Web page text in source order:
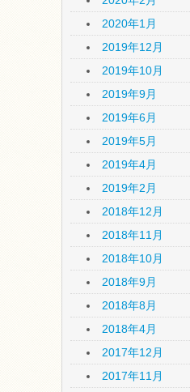
2020年1月
2019年12月
2019年10月
2019年9月
2019年6月
2019年5月
2019年4月
2019年2月
2018年12月
2018年11月
2018年10月
2018年9月
2018年8月
2018年4月
2017年12月
2017年11月